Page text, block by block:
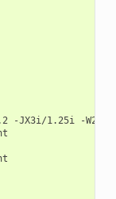
-JX3i/1.25i
-W2p